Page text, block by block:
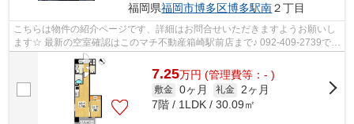
福岡県福岡市博多区博多駅南２丁目
こちらは物件の紹介ページです、詳細はお問合せいただきますようお願いし
ます☆ 最新の空室確認はこのマチ不動産箱崎駅前店まで♪ 092-409-2739で
す！迅速に対応致します！！！！！♪
7.25万円 (管理費等：- )
敷金 0ヶ月 礼金 2ヶ月
7階 / 1LDK / 30.09㎡